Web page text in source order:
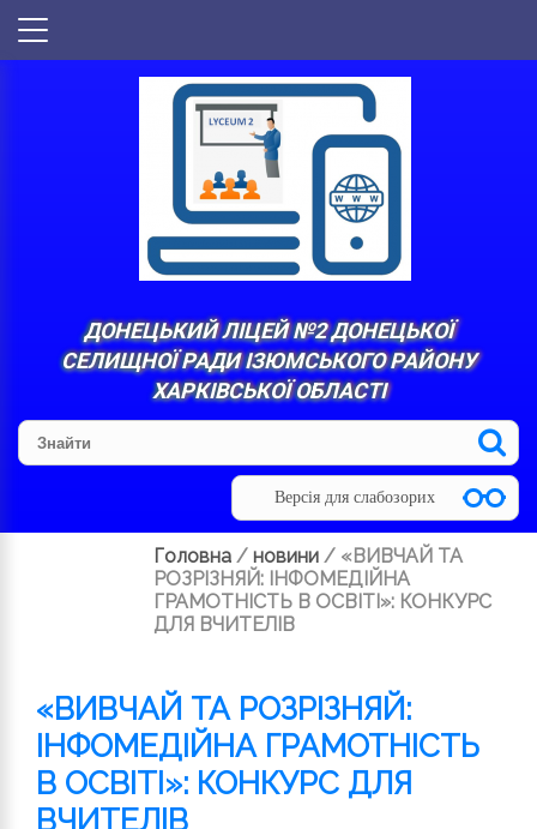
ДОНЕЦЬКИЙ ЛІЦЕЙ №2 ДОНЕЦЬКОЇ
СЕЛИЩНОЇ РАДИ ІЗЮМСЬКОГО РАЙОНУ
ХАРКІВСЬКОЇ ОБЛАСТІ
Версія для слабозорих
Головна / новини / «ВИВЧАЙ ТА
РОЗРІЗНЯЙ: ІНФОМЕДІЙНА
ГРАМОТНІСТЬ В ОСВІТІ»: КОНКУРС
ДЛЯ ВЧИТЕЛІВ
«ВИВЧАЙ ТА РОЗРІЗНЯЙ:
ІНФОМЕДІЙНА ГРАМОТНІСТЬ
В ОСВІТІ»: КОНКУРС ДЛЯ
ВЧИТЕЛІВ